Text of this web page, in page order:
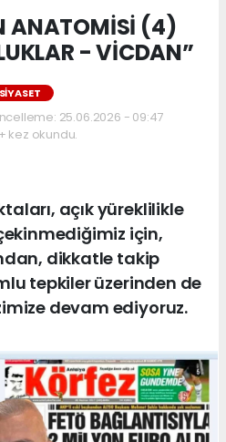
ANATOMİSİ (4)
- VİCDAN”
SİYASET
25.06.2026 - 09:47
kez okundu.
açık yüreklilikle
için,
dikkatle takip
tepkiler üzerinden de
devam ediyoruz.